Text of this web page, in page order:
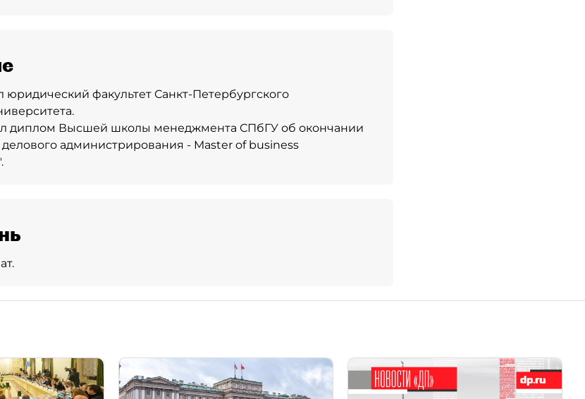
юридический факультет Санкт-Петербургского
диплом Высшей школы менеджмента СПбГУ об окончании
администрирования - Master of business